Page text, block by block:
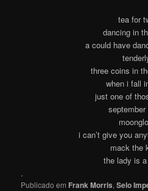
tea for
dancing in
a could have
three coins in
when i fall
just one of
september
i can’t give you
mack the
the lady is
.
Publicado em Frank Morris,Selo